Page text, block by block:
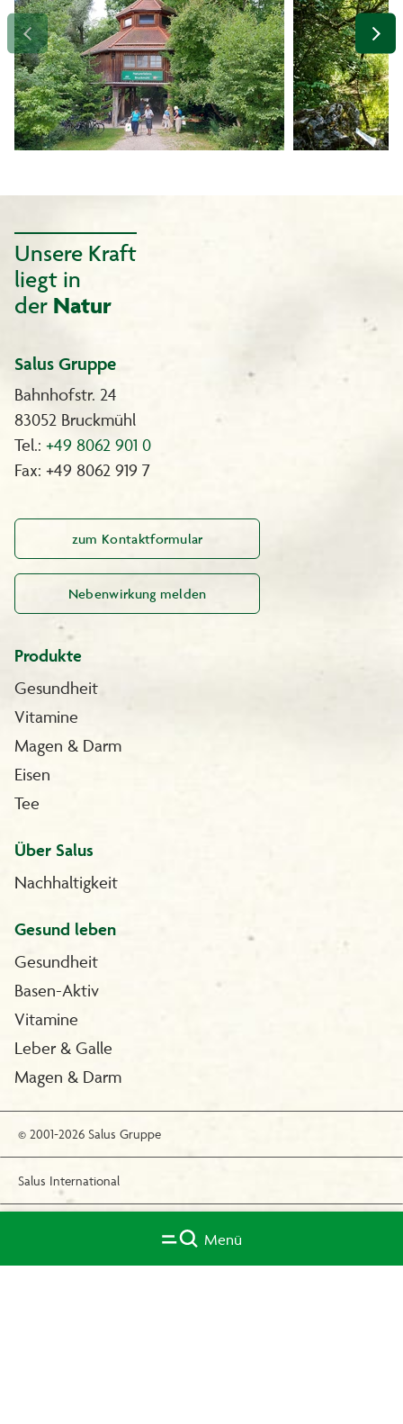
Unsere Kraft
liegt in
der Natur
Salus Gruppe
Bahnhofstr. 24
83052 Bruckmühl
Tel.: +49 8062 901 0
Fax: +49 8062 919 7
zum Kontaktformular
Nebenwirkung melden
Produkte
Gesundheit
Vitamine
Magen & Darm
Eisen
Tee
Über Salus
Nachhaltigkeit
Gesund leben
Gesundheit
Basen-Aktiv
Vitamine
Leber & Galle
Magen & Darm
© 2001-2026 Salus Gruppe
Salus International
Compliance/Hinweisgebersystem
Menü